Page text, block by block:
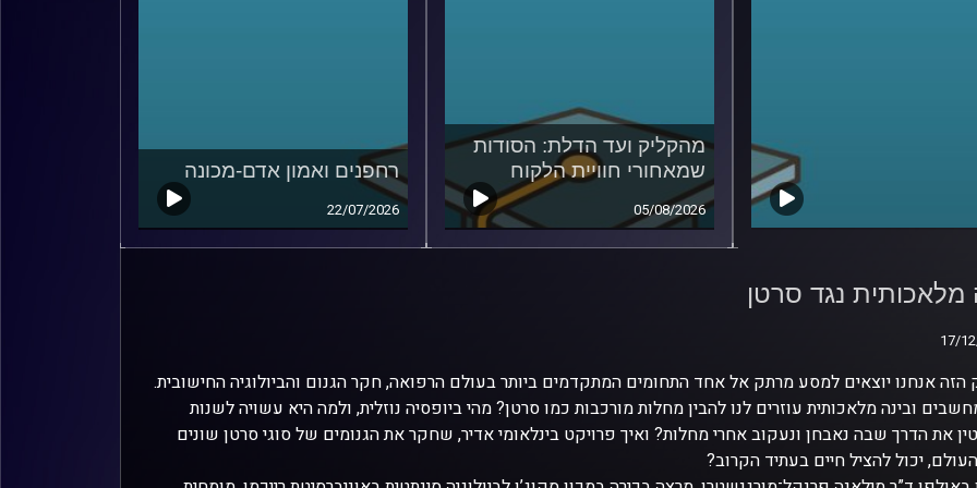
17/
מהקליק ועד הדלת: הסודות
שמאחורי חוויית הלקוח
05/08/2026
רחפנים ואמון אדם-מכונה
22/07/2026
מלאכותית נגד סרטן
17/
אנחנו יוצאים למסע מרתק אל אחד התחומים המתקדמים ביותר בעולם הרפואה, חקר הגנום והביולוגיה החישובית.
ובינה מלאכותית עוזרים לנו להבין מחלות מורכבות כמו סרטן? מהי ביופסיה נוזלית, ולמה היא עשויה לשנות
את הדרך שבה נאבחן ונעקוב אחרי מחלות? ואיך פרויקט בינלאומי אדיר, שחקר את הגנומים של סוגי סרטן שונים
יכול להציל חיים בעתיד הקרוב?